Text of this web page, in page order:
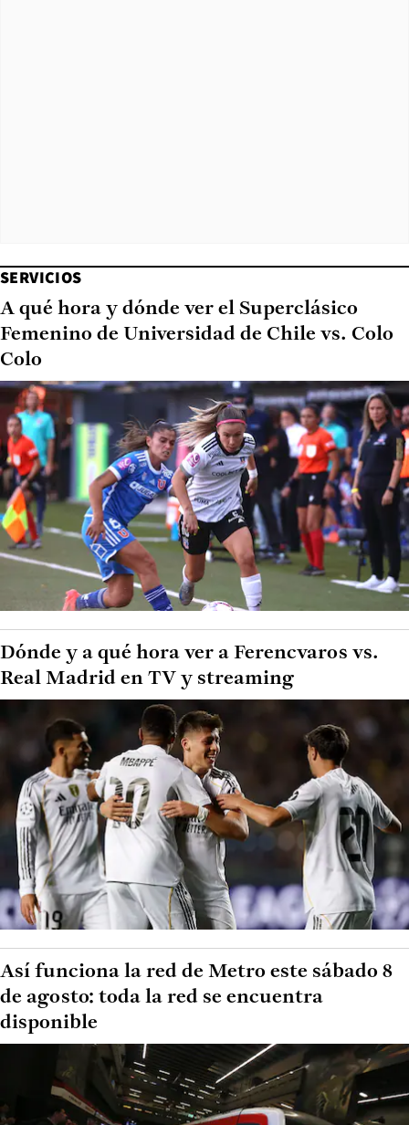
SERVICIOS
A qué hora y dónde ver el Superclásico
Femenino de Universidad de Chile vs. Colo
Colo
Dónde y a qué hora ver a Ferencvaros vs.
Real Madrid en TV y streaming
Así funciona la red de Metro este sábado 8
de agosto: toda la red se encuentra
disponible